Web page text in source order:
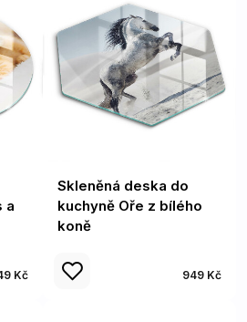
a
Kč
Skleněná deska do
kuchyně Oře z bílého
koně
949 Kč